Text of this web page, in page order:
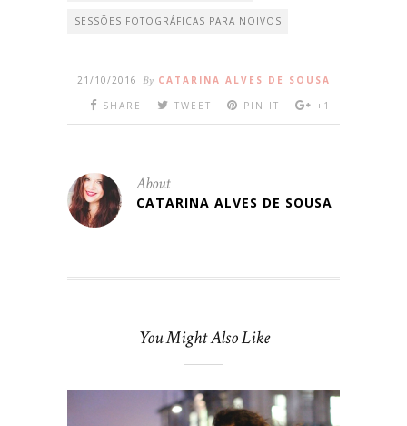
SESSÕES FOTOGRÁFICAS PARA NOIVOS
21/10/2016 By CATARINA ALVES DE SOUSA
SHARE
TWEET PIN IT +1
About
CATARINA ALVES DE SOUSA
You Might Also Like